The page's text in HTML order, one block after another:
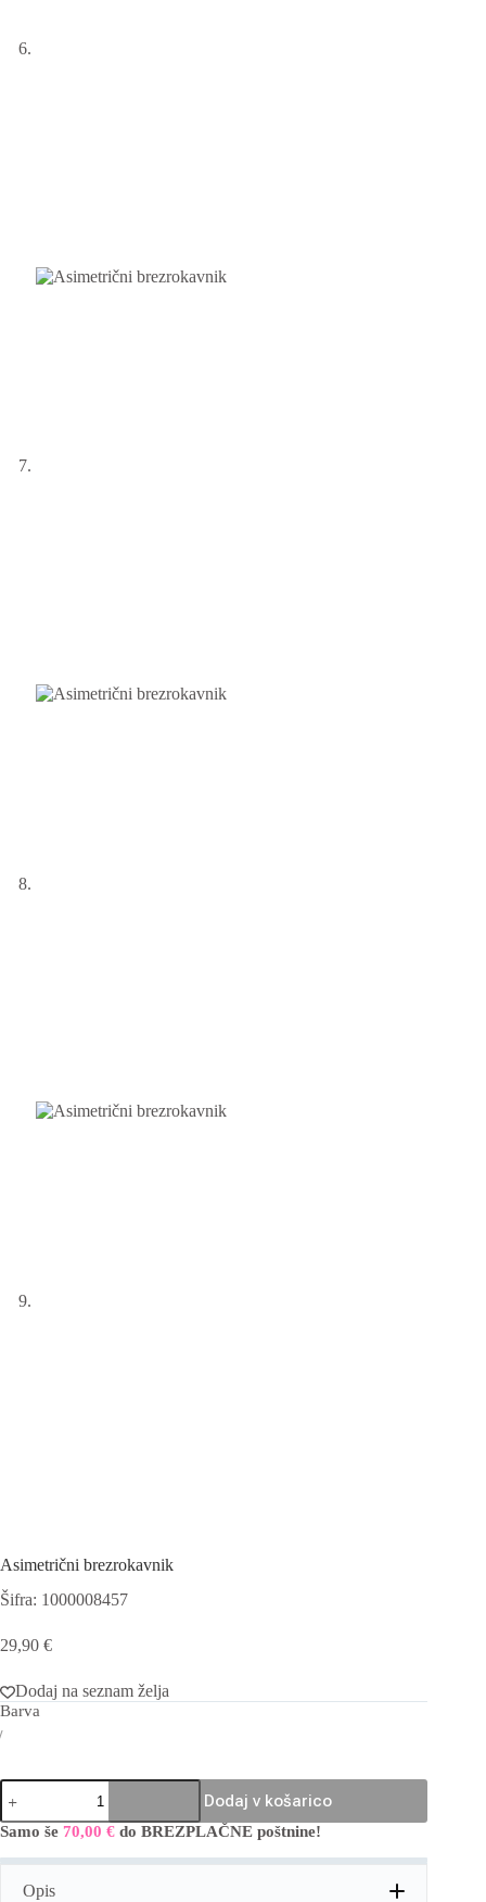
Asimetrični brezrokavnik
Šifra: 1000008457
29,90 €
Dodaj na seznam želja
Barva
Asimetrični
brezrokavnik
količina
Dodaj v košarico
A
Samo še 70,00 € do BREZPLAČNE poštnine!
Opis